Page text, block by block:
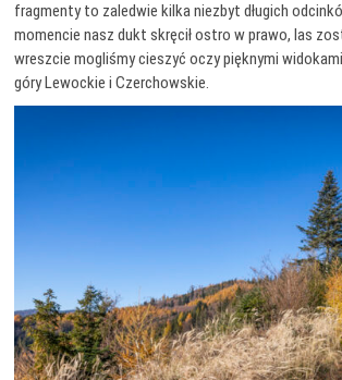
fragmenty to zaledwie kilka niezbyt długich
momencie nasz dukt skręcił ostro w prawo, las
wreszcie mogliśmy cieszyć oczy pięknymi
góry Lewockie i Czerchowskie.